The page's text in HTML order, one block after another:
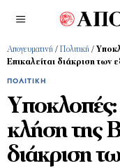
Απογευματινή / Πολιτική /
Επικαλείται διάκριση των
ΠΟΛΙΤΙΚΉ
Υποκλοπές:
κλήση της
διάκριση